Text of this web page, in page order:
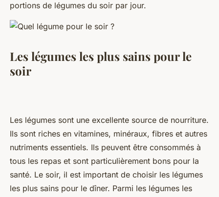
portions de légumes du soir par jour.
Les légumes les plus sains pour le
soir
Les légumes sont une excellente source de nourriture.
Ils sont riches en vitamines, minéraux, fibres et autres
nutriments essentiels. Ils peuvent être consommés à
tous les repas et sont particulièrement bons pour la
santé. Le soir, il est important de choisir les légumes
les plus sains pour le dîner. Parmi les légumes les